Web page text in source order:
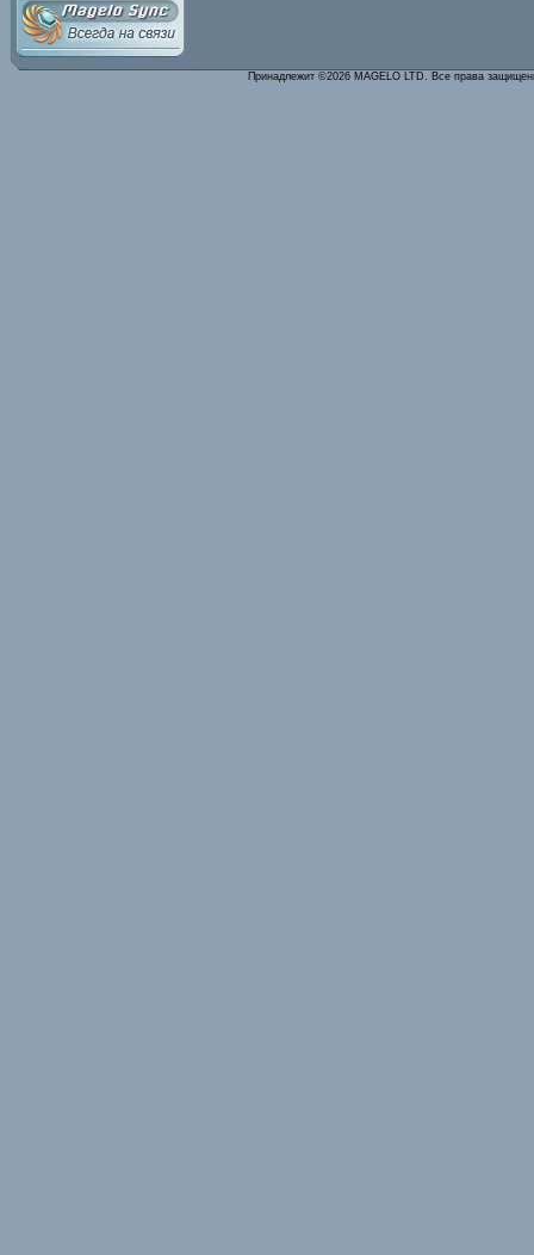
Принадлежит ©2026 MAGELO LTD. Все права